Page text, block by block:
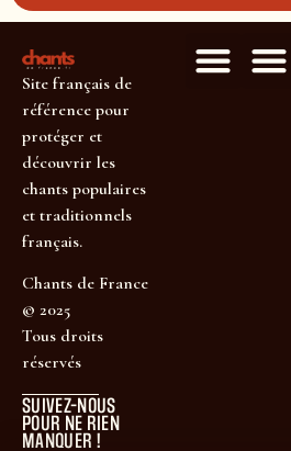
Site français de
référence pour
protéger et
découvrir les
chants populaires
et traditionnels
français.
Chants de France
© 2025
Tous droits
réservés
SUIVEZ-NOUS
POUR NE RIEN
MANQUER !